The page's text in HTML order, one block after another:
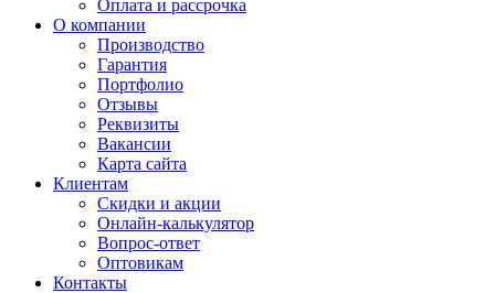
Оплата и рассрочка
О компании
Производство
Гарантия
Портфолио
Отзывы
Реквизиты
Вакансии
Карта сайта
Клиентам
Скидки и акции
Онлайн-калькулятор
Вопрос-ответ
Оптовикам
Контакты